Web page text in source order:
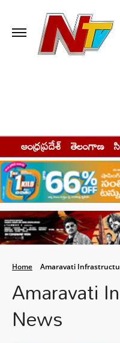
ఆంధ్రప్రదేశ్ తెలంగాణ
Home Amaravati
Amaravati
News